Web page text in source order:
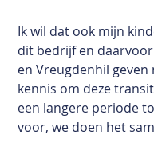
Ik wil dat ook mijn
dit bedrijf en
en Vreugdenhil
kennis om deze
een langere periode
voor, we doen het